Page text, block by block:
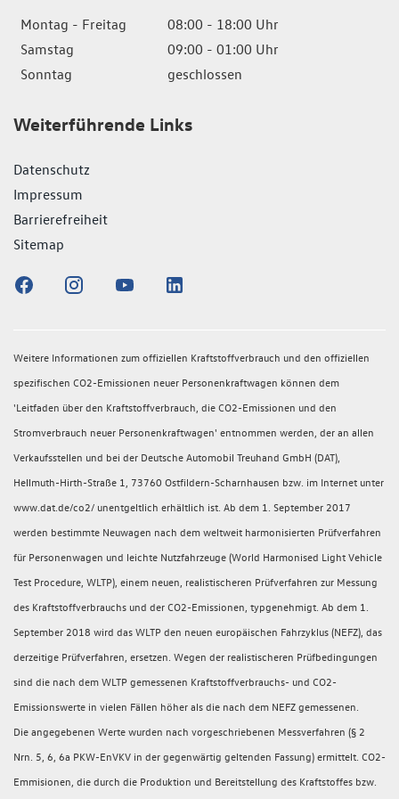
Montag - Freitag
08:00 - 18:00 Uhr
Samstag
09:00 - 01:00 Uhr
Sonntag
geschlossen
Weiterführende Links
Datenschutz
Impressum
Barrierefreiheit
Sitemap
Weitere Informationen zum offiziellen Kraftstoffverbrauch und den offiziellen
spezifischen CO2-Emissionen neuer Personenkraftwagen können dem
'Leitfaden über den Kraftstoffverbrauch, die CO2-Emissionen und den
Stromverbrauch neuer Personenkraftwagen' entnommen werden, der an allen
Verkaufsstellen und bei der Deutsche Automobil Treuhand GmbH (DAT),
Hellmuth-Hirth-Straße 1, 73760 Ostfildern-Scharnhausen bzw. im Internet unter
www.dat.de/co2/ unentgeltlich erhältlich ist. Ab dem 1. September 2017
werden bestimmte Neuwagen nach dem weltweit harmonisierten Prüfverfahren
für Personenwagen und leichte Nutzfahrzeuge (World Harmonised Light Vehicle
Test Procedure, WLTP), einem neuen, realistischeren Prüfverfahren zur Messung
des Kraftstoffverbrauchs und der CO2-Emissionen, typgenehmigt. Ab dem 1.
September 2018 wird das WLTP den neuen europäischen Fahrzyklus (NEFZ), das
derzeitige Prüfverfahren, ersetzen. Wegen der realistischeren Prüfbedingungen
sind die nach dem WLTP gemessenen Kraftstoffverbrauchs- und CO2-
Emissionswerte in vielen Fällen höher als die nach dem NEFZ gemessenen.
Die angegebenen Werte wurden nach vorgeschriebenen Messverfahren (§ 2
Nrn. 5, 6, 6a PKW-EnVKV in der gegenwärtig geltenden Fassung) ermittelt. CO2-
Emmisionen, die durch die Produktion und Bereitstellung des Kraftstoffes bzw.